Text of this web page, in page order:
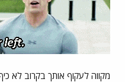
מקווה לעקוף אותך בקרוב לא